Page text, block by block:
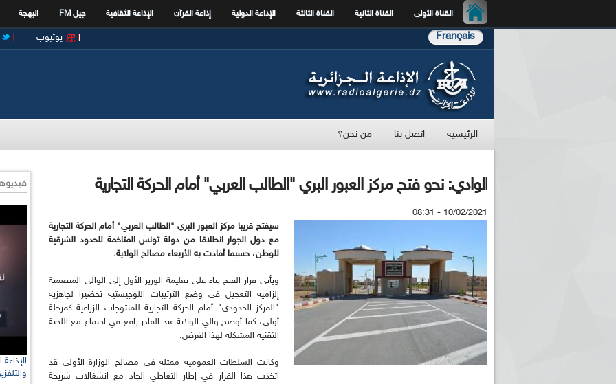
القناة الأولى القناة الثانية القناة الثالثة الإذاعة الدولية إذاعة القرآن الإذاعة الثقافية جيل FM البهجة
Français يوتيوب
الرئيسية اتصل بنا من نحن؟
الوادي: نحو فتح مركز العبور البري "الطالب العربي" أمام الحركة التجارية
10/02/2021 - 08:31
سيفتح قريبا مركز العبور البري "الطالب العربي" أمام الحركة التجارية
مع دول الجوار انطلاقا من دولة تونس المتاخمة للحدود الشرقية
للوطن، حسبما أفادت به الأربعاء مصالح الولاية.
ويأتي قرار الفتح بناء على تعليمة الوزير الأول إلى الوالي المتضمنة
إلزامية التعجيل في وضع الترتيبات اللوجيستية تحضيرا لجاهزية
"المركز الحدودي" أمام الحركة التجارية للمنتوجات الزراعية كمرحلة
أولى، كما أوضح والي الولاية عبد القادر راقع في اجتماع مع اللجنة
التقنية المشكلة لهذا الغرض.
وكانت السلطات العمومية ممثلة في مصالح الوزارة الأولى قد
اتخذت هذا القرار في إطار التعاطي الجاد مع انشغالات شريحة